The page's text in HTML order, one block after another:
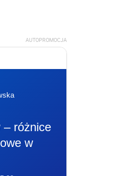
AUTOPROMOCJA
– różnice
w